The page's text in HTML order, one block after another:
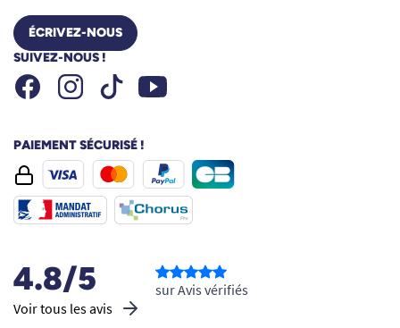
ÉCRIVEZ-NOUS
SUIVEZ-NOUS !
FacebookInstagramTiktok Youtube
PAIEMENT SÉCURISÉ !
4.8/5
Voir tous les avis
sur Avis vérifiés